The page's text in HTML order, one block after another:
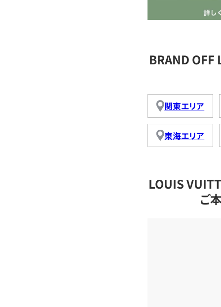
BRAND
関東エリア
東海エリア
LOUIS
ご